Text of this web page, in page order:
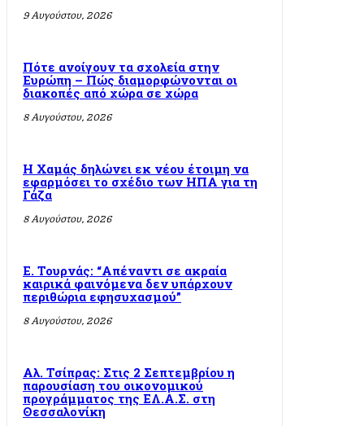
9 Αυγούστου, 2026
Πότε ανοίγουν τα σχολεία στην
Ευρώπη – Πώς διαμορφώνονται οι
διακοπές από χώρα σε χώρα
8 Αυγούστου, 2026
Η Χαμάς δηλώνει εκ νέου έτοιμη να
εφαρμόσει το σχέδιο των ΗΠΑ για τη
Γάζα
8 Αυγούστου, 2026
Ε. Τουρνάς: “Απέναντι σε ακραία
καιρικά φαινόμενα δεν υπάρχουν
περιθώρια εφησυχασμού”
8 Αυγούστου, 2026
Αλ. Τσίπρας: Στις 2 Σεπτεμβρίου η
παρουσίαση του οικονομικού
προγράμματος της ΕΛ.Α.Σ. στη
Θεσσαλονίκη